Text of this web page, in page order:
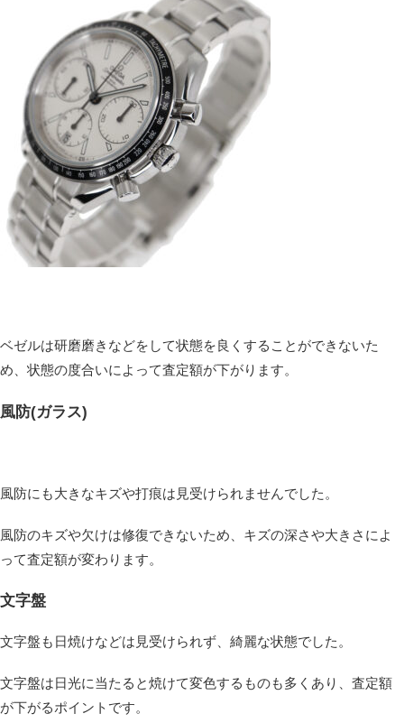
ベゼルは研磨磨きなどをして状態を良くすることができないた
め、状態の度合いによって査定額が下がります。
風防(ガラス)
風防にも大きなキズや打痕は見受けられませんでした。
風防のキズや欠けは修復できないため、キズの深さや大きさによ
って査定額が変わります。
文字盤
文字盤も日焼けなどは見受けられず、綺麗な状態でした。
文字盤は日光に当たると焼けて変色するものも多くあり、査定額
が下がるポイントです。